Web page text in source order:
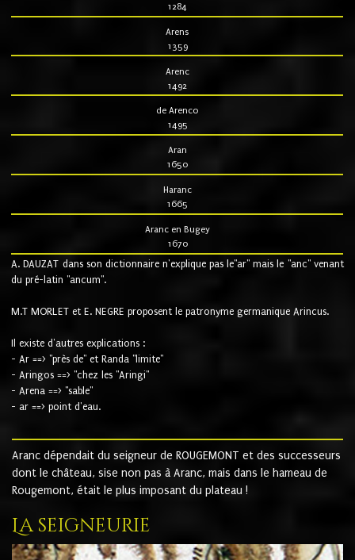
1284
Arens
1359
Arenc
1492
de Arenco
1495
Aran
1650
Haranc
1665
Aranc en Bugey
1670
A. DAUZAT dans son dictionnaire n'explique pas le"ar" mais le "anc" venant
du pré-latin "ancum".
M.T MORLET et E. NEGRE proposent le patronyme germanique Arincus.
Il existe d'autres explications :
- Ar ==> "près de" et Randa "limite"
- Aringos ==> "chez les "Aringi"
- Arena ==> "sable"
- ar ==> point d'eau.
Aranc dépendait du seigneur de ROUGEMONT et des successeurs
dont le château, sise non pas à Aranc, mais dans le hameau de
Rougemont, était le plus imposant du plateau !
La seigneurie